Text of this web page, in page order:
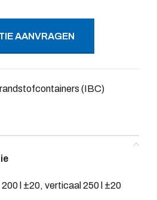
AANVRAGEN
(IBC)
l ±20, verticaal 250 l ±20